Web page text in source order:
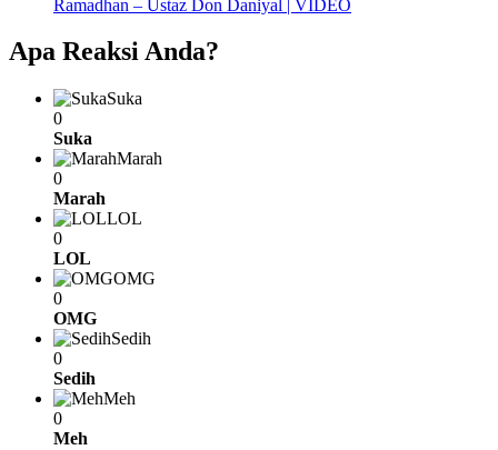
Ramadhan – Ustaz Don Daniyal | VIDEO
Apa Reaksi Anda?
Suka
0
Suka
Marah
0
Marah
LOL
0
LOL
OMG
0
OMG
Sedih
0
Sedih
Meh
0
Meh